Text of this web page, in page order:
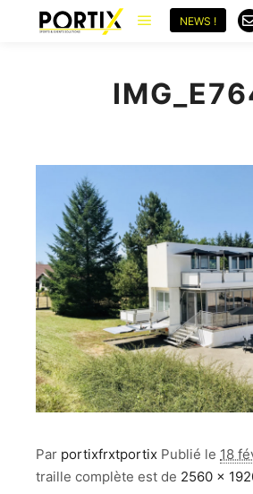
NEWS !
Par portixfrxtportix Publié le 18
traille complète est de 2560 ×